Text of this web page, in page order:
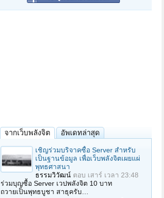
จากเว็บพลังจิต อัพเดทล่าสุด
เชิญร่วมบริจาคซื้อ Server สำหรับ
เป็นฐานข้อมูล เพื่อเว็บพลังจิตเผยแผ่
พุทธศาสนา
ธรรมวิวัฒน์ ตอบ เสาร์ เวลา 23:48
ร่วมบุญซื้อ Server เวปพลังจิต 10 บาท
ถวายเป็นพุทธบูชา สาธุครับ…